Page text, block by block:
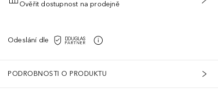
PŘIDAT DO KOŠÍKU
Ověřit dostupnost na prodejně
Odeslání dle
PODROBNOSTI O PRODUKTU